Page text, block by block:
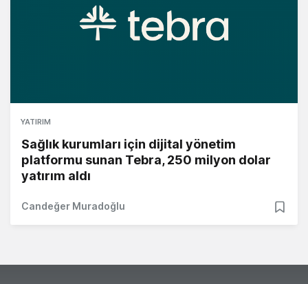
YATIRIM
Sağlık kurumları için dijital yönetim
platformu sunan Tebra, 250 milyon dolar
yatırım aldı
Candeğer Muradoğlu